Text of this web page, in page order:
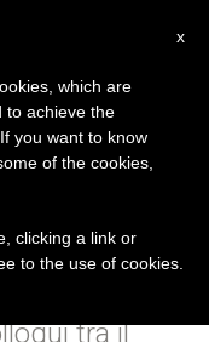
tra il
x
which are
to achieve the
you want to know
of the cookies,
clicking a link or
to the use of cookies.